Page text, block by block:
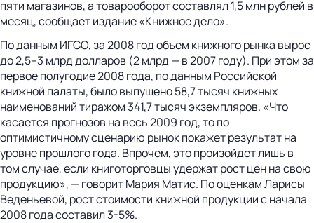
пяти магазинов, а товарооборот составлял 1,5 млн рублей в
месяц, сообщает издание «Книжное дело».
По данным ИГСО, за 2008 год объем книжного рынка вырос
до 2,5–3 млрд долларов (2 млрд — в 2007 году). При этом за
первое полугодие 2008 года, по данным Российской
книжной палаты, было выпущено 58,7 тысяч книжных
наименований тиражом 341,7 тысяч экземпляров. «Что
касается прогнозов на весь 2009 год, то по
оптимистичному сценарию рынок покажет результат на
уровне прошлого года. Впрочем, это произойдет лишь в
том случае, если книготорговцы удержат рост цен на свою
продукцию», — говорит Мария Матис. По оценкам Ларисы
Веденьевой, рост стоимости книжной продукции с начала
2008 года составил 3-5%.